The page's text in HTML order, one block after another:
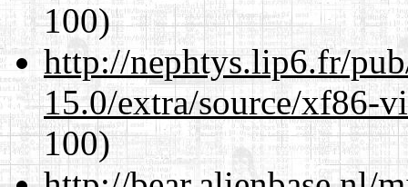
100)
http://nephtys.lip6.fr/
15.0/extra/source/xf86-
100)